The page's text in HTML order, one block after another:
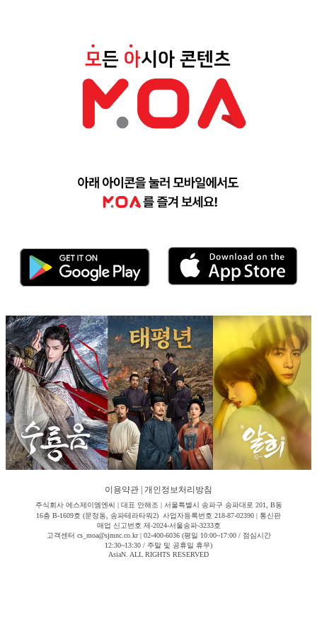
이용약관 개인정보처리방침
주식회사 에스제이엠엔씨 | 대표 안해조 | 서울특별시 송파구 송파대로 201, B동
16층 B-1609호 (문정동, 송파테라타워2) 사업자등록번호 218-87-02390 | 통신판
매업 신고번호 제-2024-서울송파-3233호
고객센터 cs_moa@sjmnc.co.kr | 02-400-6036 (평일 10:00~17:00 / 점심시간
12:30~13:30 / 주말 및 공휴일 휴무)
AsiaN. ALL RIGHTS RESERVED